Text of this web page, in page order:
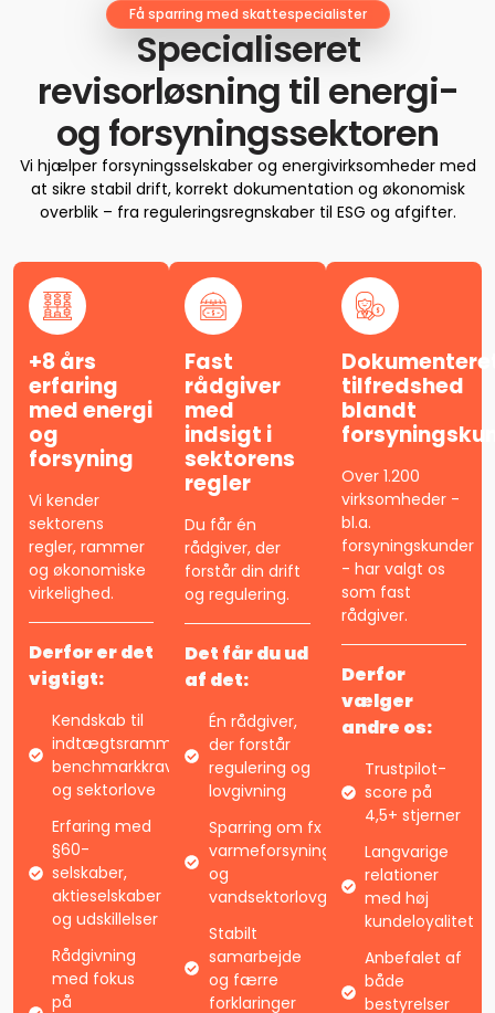
Få sparring med skattespecialister
Specialiseret
revisorløsning til energi-
og forsyningssektoren
Vi hjælper forsyningsselskaber og energivirksomheder med
at sikre stabil drift, korrekt dokumentation og økonomisk
overblik – fra reguleringsregnskaber til ESG og afgifter.
+8 års
erfaring
med energi
og
forsyning
Vi kender
sektorens
regler, rammer
og økonomiske
virkelighed.
Derfor er det
vigtigt:
Kendskab til
indtægtsrammer,
benchmarkkrav
og sektorlove
Erfaring med
§60-
selskaber,
aktieselskaber
og udskillelser
Rådgivning
med fokus
på
Fast
rådgiver
med
indsigt i
sektorens
regler
Du får én
rådgiver, der
forstår din drift
og regulering.
Det får du ud
af det:
Én rådgiver,
der forstår
regulering og
lovgivning
Sparring om fx
varmeforsyningsloven
og
vandsektorlovgivningen
Stabilt
samarbejde
og færre
forklaringer
tilfredshed
blandt
Over 1.200
virksomheder -
bl.a.
forsyningskunder
- har valgt os
som fast
rådgiver.
Derfor
vælger
andre os:
Trustpilot-
score på
4,5+ stjerner
Langvarige
relationer
med høj
kundeloyalitet
Anbefalet af
både
bestyrelser